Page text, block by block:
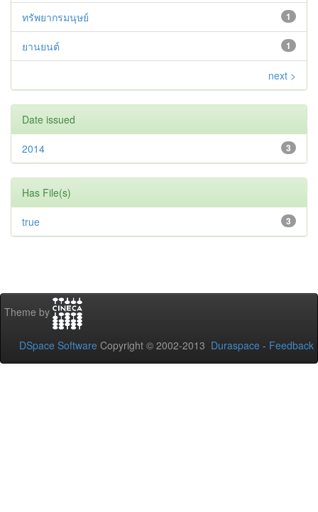
1
ทรัพยากรมนุษย์
1
ยานยนต์
next >
Date issued
3
2014
Has File(s)
3
true
Theme by
DSpace Software Copyright © 2002-2013 Duraspace - Feedback